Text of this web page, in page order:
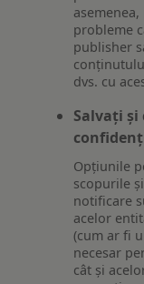
probleme
publisher
dvs. cu
Salvați
Opțiunile
scopurile
notificare
acelor
(cum ar fi
necesar
cât și